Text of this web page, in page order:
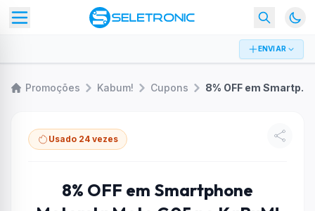
ENVIAR
Promoções Kabum! Cupons 8% OFF em Smartphone Motorola Moto G05 no KaBuM!
Usado 24 vezes
8% OFF em Smartphone